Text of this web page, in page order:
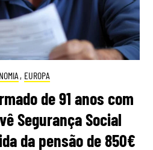
, EUROPA
de 91 anos com
Segurança Social
da pensão de 850€